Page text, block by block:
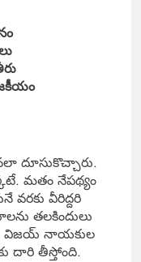
దూసుకొచ్చారు.
మతం నేపథ్యం
వరకు వీరిద్దరి
తలకిందులు
విజయ్ నాయకుల
దారి తీస్తోంది.